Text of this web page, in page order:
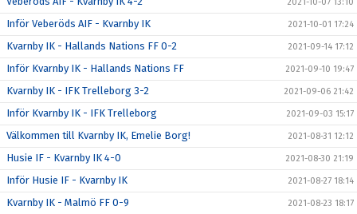
Inför Veberöds AIF - Kvarnby IK 2021-10-01 17:24
Kvarnby IK - Hallands Nations FF 0-2 2021-09-14 17:12
Inför Kvarnby IK - Hallands Nations FF 2021-09-10 19:47
Kvarnby IK - IFK Trelleborg 3-2 2021-09-06 21:42
Inför Kvarnby IK - IFK Trelleborg 2021-09-03 15:17
Välkommen till Kvarnby IK, Emelie Borg! 2021-08-31 12:12
Husie IF - Kvarnby IK 4-0 2021-08-30 21:19
Inför Husie IF - Kvarnby IK 2021-08-27 18:14
Kvarnby IK - Malmö FF 0-9 2021-08-23 18:17